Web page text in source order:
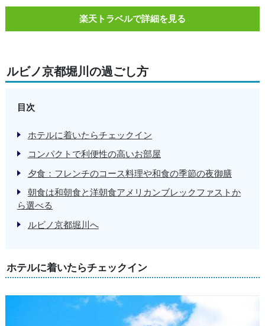
楽天トラベルで詳細を見る
ルビノ京都堀川の過ごし方
目次
ホテルに着いたらチェックイン
コンパクトで利便性の高いお部屋
夕食：フレンチのコース料理や和食の季節の夜御膳
朝食は和朝食と洋朝食アメリカンブレックファストか
ら選べる
ルビノ京都堀川へ
ホテルに着いたらチェックイン